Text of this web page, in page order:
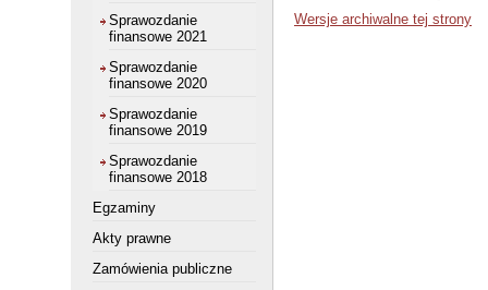
Sprawozdanie
finansowe 2021
Sprawozdanie
finansowe 2020
Sprawozdanie
finansowe 2019
Sprawozdanie
finansowe 2018
Egzaminy
Akty prawne
Zamówienia publiczne
Wersje archiwalne tej strony